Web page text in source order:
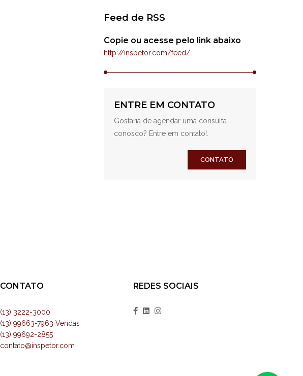
Feed de RSS
Copie ou acesse pelo link abaixo
http://inspetor.com/feed/
ENTRE EM CONTATO
Gostaria de agendar uma consulta
conosco? Entre em contato!.
CONTATO
CONTATO
(13) 3222-3000
(13) 99663-7963 Vendas
(13) 99692-2855
contato@inspetor.com
REDES SOCIAIS